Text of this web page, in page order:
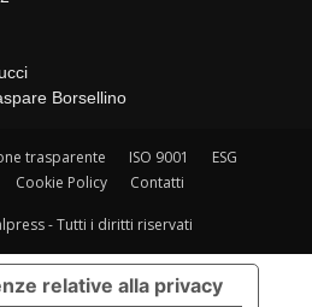
Borsellino
trasparente ISO 9001
ESG
Cookie Policy Contatti
- Tutti i diritti riservati
relative alla privacy